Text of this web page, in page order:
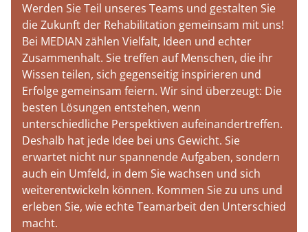
Werden Sie Teil unseres Teams und gestalten Sie
die Zukunft der Rehabilitation gemeinsam mit uns!
Bei MEDIAN zählen Vielfalt, Ideen und echter
Zusammenhalt. Sie treffen auf Menschen, die ihr
Wissen teilen, sich gegenseitig inspirieren und
Erfolge gemeinsam feiern. Wir sind überzeugt: Die
besten Lösungen entstehen, wenn
unterschiedliche Perspektiven aufeinandertreffen.
Deshalb hat jede Idee bei uns Gewicht. Sie
erwartet nicht nur spannende Aufgaben, sondern
auch ein Umfeld, in dem Sie wachsen und sich
weiterentwickeln können. Kommen Sie zu uns und
erleben Sie, wie echte Teamarbeit den Unterschied
macht.